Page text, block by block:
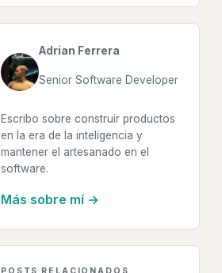
Adrian Ferrera
Senior Software Developer
Escribo sobre construir productos
en la era de la inteligencia y
mantener el artesanado en el
software.
Más sobre mí →